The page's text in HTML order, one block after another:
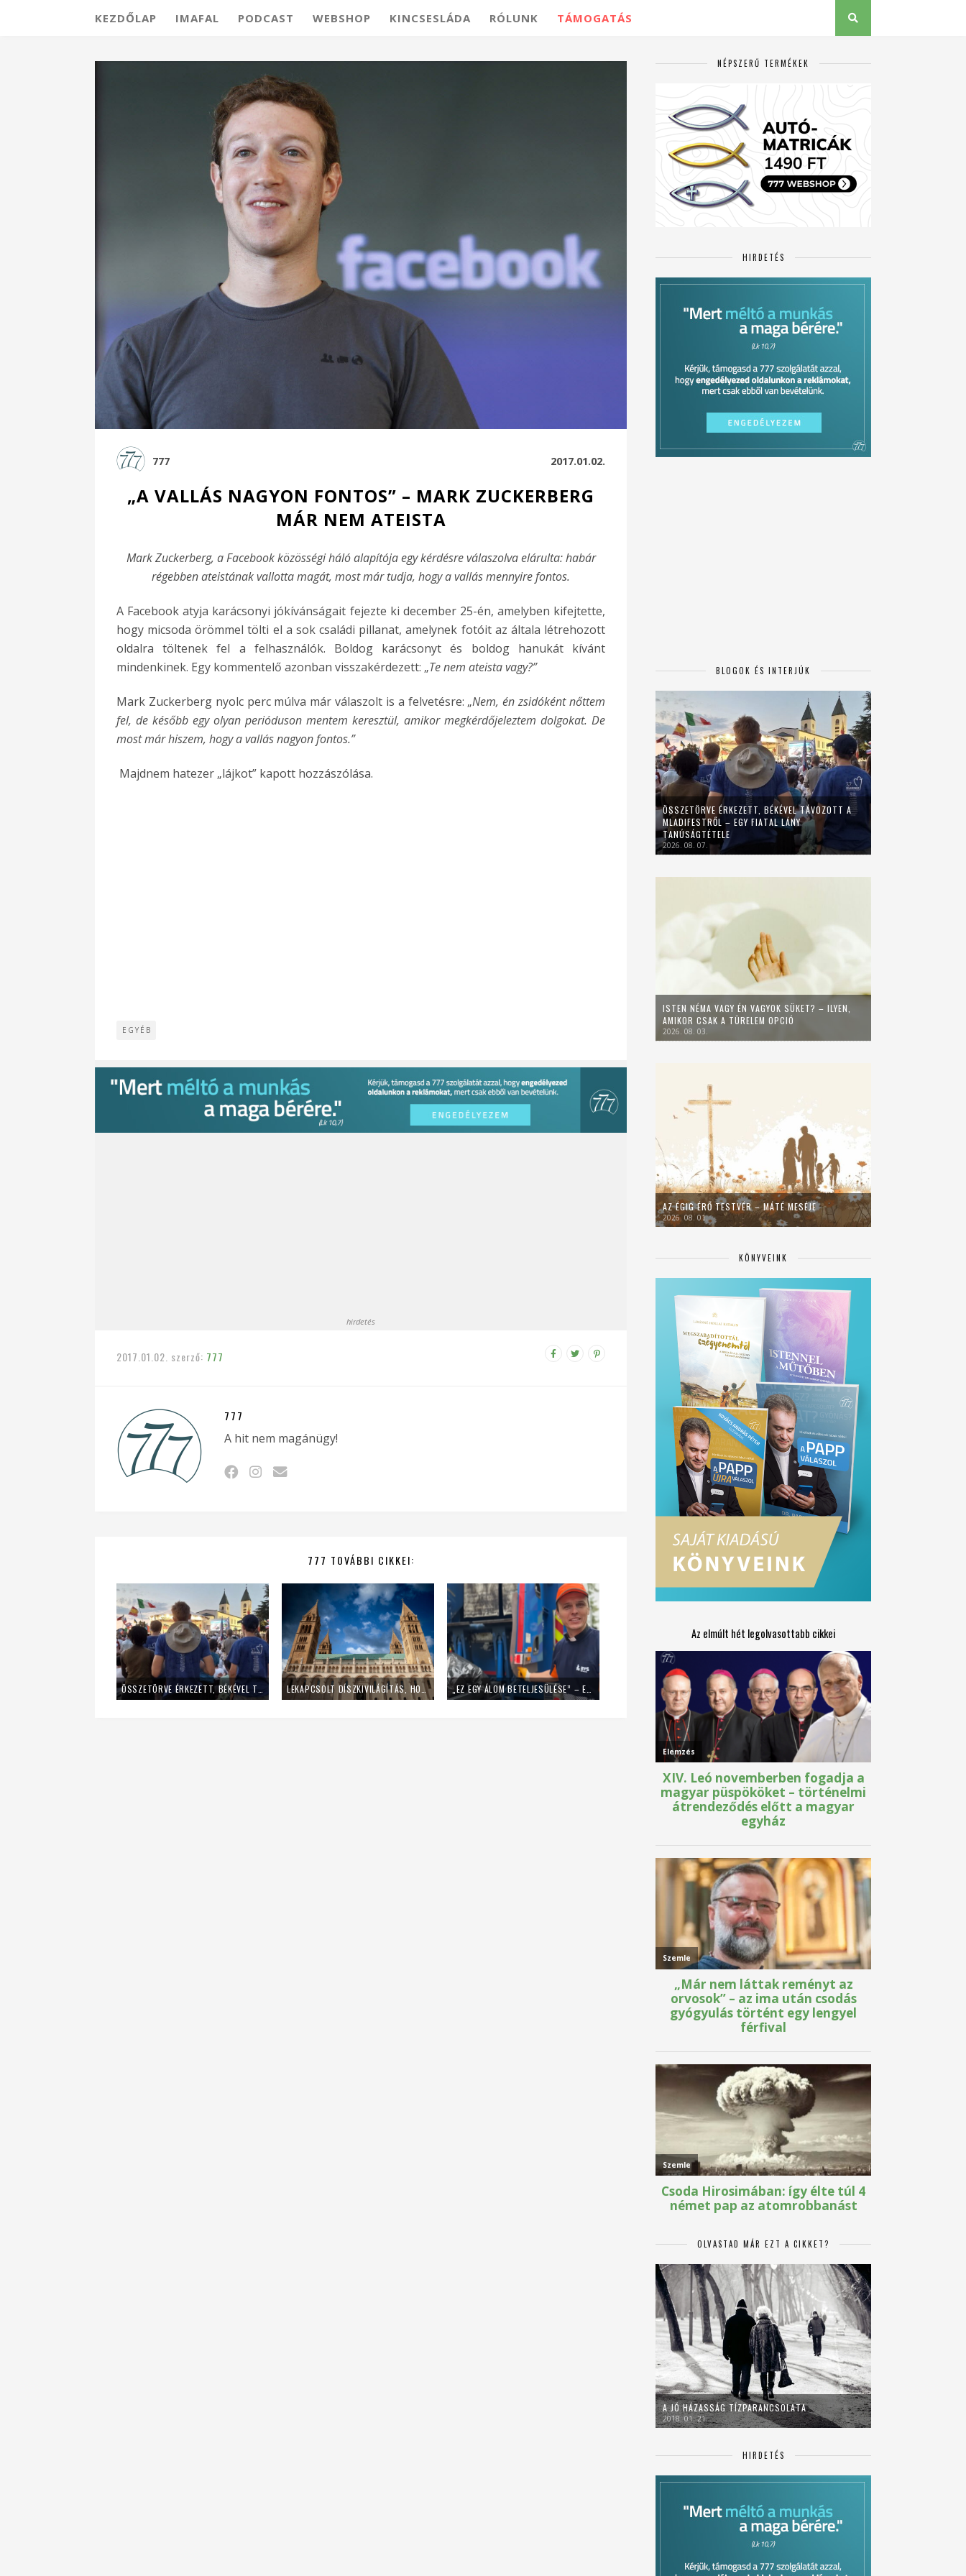
KEZDŐLAP IMAFAL PODCAST WEBSHOP KINCSESLÁDA RÓLUNK TÁMOGATÁS
777 2017.01.02.
„A VALLÁS NAGYON FONTOS” – MARK ZUCKERBERG
MÁR NEM ATEISTA
Mark Zuckerberg, a Facebook közösségi háló alapítója egy kérdésre válaszolva elárulta: habár
régebben ateistának vallotta magát, most már tudja, hogy a vallás mennyire fontos.
A Facebook atyja karácsonyi jókívánságait fejezte ki december 25-én, amelyben kifejtette,
hogy micsoda örömmel tölti el a sok családi pillanat, amelynek fotóit az általa létrehozott
oldalra töltenek fel a felhasználók. Boldog karácsonyt és boldog hanukát kívánt
mindenkinek. Egy kommentelő azonban visszakérdezett: „Te nem ateista vagy?”
Mark Zuckerberg nyolc perc múlva már válaszolt is a felvetésre: „Nem, én zsidóként nőttem
fel, de később egy olyan perióduson mentem keresztül, amikor megkérdőjeleztem dolgokat. De
most már hiszem, hogy a vallás nagyon fontos.”
Majdnem hatezer „lájkot” kapott hozzászólása.
EGYÉB
hirdetés
2017.01.02. szerző: 777
777
A hit nem magánügy!
777 TOVÁBBI CIKKEI:
LEKAPCSOLT DÍSZKIVILÁGÍTÁS, HOME OFFICE – ÍGY SPÓROL AZ ENERGIÁVAL A PÉCSI EGYHÁZMEGYE
NÉPSZERŰ TERMÉKEK
HIRDETÉS
BLOGOK ÉS INTERJÚK
ÖSSZETÖRVE ÉRKEZETT, BÉKÉVEL TÁVOZOTT A
MLADIFESTRŐL – EGY FIATAL LÁNY
TANÚSÁGTÉTELE
2026. 08. 07.
ISTEN NÉMA VAGY ÉN VAGYOK SÜKET? – ILYEN,
AMIKOR CSAK A TÜRELEM OPCIÓ
2026. 08. 03.
AZ ÉGIG ÉRŐ TESTVÉR – MÁTÉ MESÉJE
2026. 08. 01.
KÖNYVEINK
Az elmúlt hét legolvasottabb cikkei
OLVASTAD MÁR EZT A CIKKET?
A JÓ HÁZASSÁG TÍZPARANCSOLATA
2018. 01. 21.
HIRDETÉS